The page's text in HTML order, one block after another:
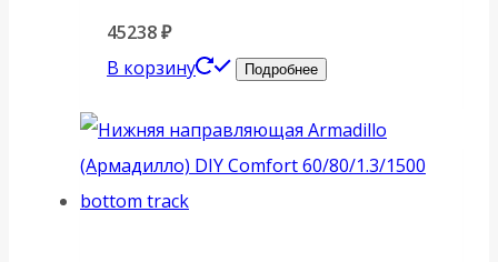
45238₽
В корзину
Подробнее